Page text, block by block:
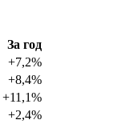
За год
+7,2%
+8,4%
+11,1%
+2,4%